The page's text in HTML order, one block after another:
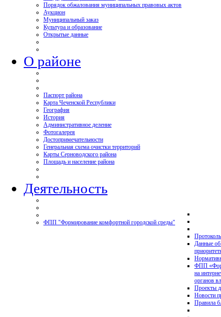
Порядок обжалования муниципальных правовых актов
Аукцион
Муниципальный заказ
Культура и образование
Открытые данные
О районе
Паспорт района
Карта Чеченской Республики
География
История
Административное деление
Фотогалерея
Достопримечательности
Генеральная схема очистки территорий
Карты Серноводского района
Площадь и население района
Деятельность
ФПП "Формирование комфортной городской среды"
Данные об
ФПП
на
органов
Проекты
Новости
Правила